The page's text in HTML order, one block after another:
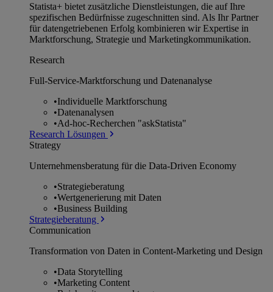
Statista+ bietet zusätzliche Dienstleistungen, die auf Ihre
spezifischen Bedürfnisse zugeschnitten sind. Als Ihr Partner
für datengetriebenen Erfolg kombinieren wir Expertise in
Marktforschung, Strategie und Marketingkommunikation.
Research
Full-Service-Marktforschung und Datenanalyse
•Individuelle Marktforschung
•Datenanalysen
•Ad-hoc-Recherchen "askStatista"
Research Lösungen
Strategy
Unternehmens­beratung für die Data-Driven Economy
•Strategieberatung
•Wertgenerierung mit Daten
•Business Building
Strategieberatung
Communication
Transformation von Daten in Content-Marketing und Design
•Data Storytelling
•Marketing Content